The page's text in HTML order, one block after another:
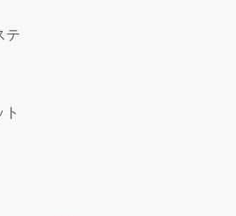
テ